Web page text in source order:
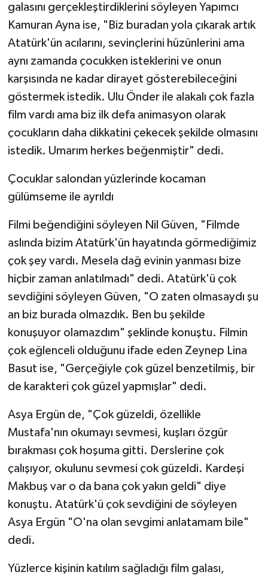
galasını gerçekleştirdiklerini söyleyen Yapımcı
Kamuran Ayna ise, "Biz buradan yola çıkarak artık
Atatürk'ün acılarını, sevinçlerini hüzünlerini ama
aynı zamanda çocukken isteklerini ve onun
karşısında ne kadar dirayet gösterebileceğini
göstermek istedik. Ulu Önder ile alakalı çok fazla
film vardı ama biz ilk defa animasyon olarak
çocukların daha dikkatini çekecek şekilde olmasını
istedik. Umarım herkes beğenmiştir" dedi.
Çocuklar salondan yüzlerinde kocaman
gülümseme ile ayrıldı
Filmi beğendiğini söyleyen Nil Güven, "Filmde
aslında bizim Atatürk'ün hayatında görmediğimiz
çok şey vardı. Mesela dağ evinin yanması bize
hiçbir zaman anlatılmadı" dedi. Atatürk'ü çok
sevdiğini söyleyen Güven, "O zaten olmasaydı şu
an biz burada olmazdık. Ben bu şekilde
konuşuyor olamazdım" şeklinde konuştu. Filmin
çok eğlenceli olduğunu ifade eden Zeynep Lina
Basut ise, "Gerçeğiyle çok güzel benzetilmiş, bir
de karakteri çok güzel yapmışlar" dedi.
Asya Ergün de, "Çok güzeldi, özellikle
Mustafa'nın okumayı sevmesi, kuşları özgür
bırakması çok hoşuma gitti. Derslerine çok
çalışıyor, okulunu sevmesi çok güzeldi. Kardeşi
Makbuş var o da bana çok yakın geldi" diye
konuştu. Atatürk'ü çok sevdiğini de söyleyen
Asya Ergün "O'na olan sevgimi anlatamam bile"
dedi.
Yüzlerce kişinin katılım sağladığı film galası,